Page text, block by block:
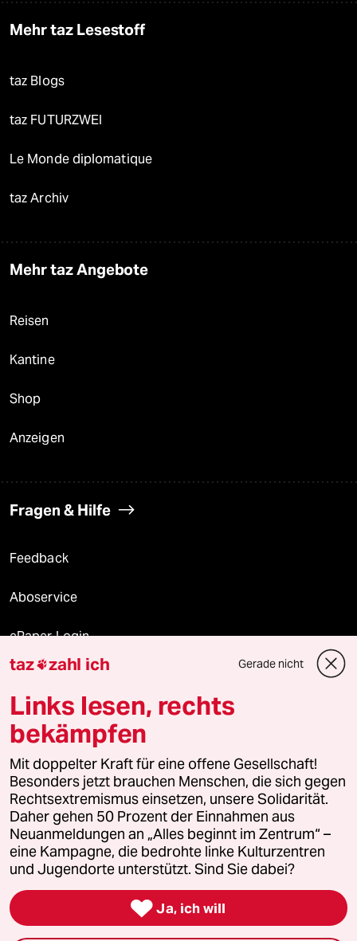
Mehr taz Lesestoff
taz Blogs
taz FUTURZWEI
Le Monde diplomatique
taz Archiv
Mehr taz Angebote
Reisen
Kantine
Shop
Anzeigen
Fragen & Hilfe
Feedback
Aboservice
ePaper Login
Downloads für Abonnierende
© 2026 taz Verlags und Vertriebs GmbH
Alle Rechte vorbehalten. Bei rechtlichen Fragen oder für Genehmigungen
wenden Sie sich bitte an
lizenzen@taz.de
Feedback Redaktionsstatut Kommune-Richtlinien
Leitlinie Informant Datenschutz Impressum AGB
Seitenwende Einwilligungen widerrufen (Ads)
taz zahl ich Gerade nicht
Links lesen, rechts
bekämpfen
Mit doppelter Kraft für eine offene Gesellschaft!
Besonders jetzt brauchen Menschen, die sich gegen
Rechtsextremismus einsetzen, unsere Solidarität.
Daher gehen 50 Prozent der Einnahmen aus
Neuanmeldungen an „Alles beginnt im Zentrum“ –
eine Kampagne, die bedrohte linke Kulturzentren
und Jugendorte unterstützt. Sind Sie dabei?
 Ja, ich will